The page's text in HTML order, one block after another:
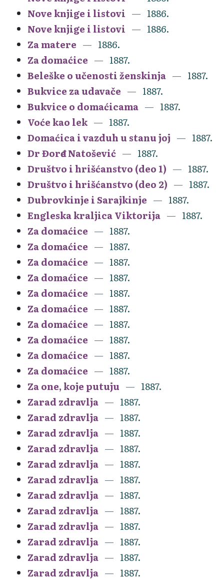
Nove knjige i listovi
1886.
Nove knjige i listovi
1886.
Za matere
1886.
Za domaćice
1887.
Beleške o učenosti ženskinja
1887.
Bukvice za udavače
1887.
Bukvice o domaćicama
1887.
Voće kao lek
1887.
Domaćica i vazduh u stanu joj
1887.
Dr Đorđe Natošević
1887.
Društvo i hrišćanstvo (deo 1)
1887.
Društvo i hrišćanstvo (deo 2)
1887.
Dubrovkinje i Sarajkinje
1887.
Engleska kraljica Viktorija
1887.
Za domaćice
1887.
Za domaćice
1887.
Za domaćice
1887.
Za domaćice
1887.
Za domaćice
1887.
Za domaćice
1887.
Za domaćice
1887.
Za domaćice
1887.
Za domaćice
1887.
Za domaćice
1887.
Za one, koje putuju
1887.
Zarad zdravlja
1887.
Zarad zdravlja
1887.
Zarad zdravlja
1887.
Zarad zdravlja
1887.
Zarad zdravlja
1887.
Zarad zdravlja
1887.
Zarad zdravlja
1887.
Zarad zdravlja
1887.
Zarad zdravlja
1887.
Zarad zdravlja
1887.
Zarad zdravlja
1887.
Zarad zdravlja
1887.